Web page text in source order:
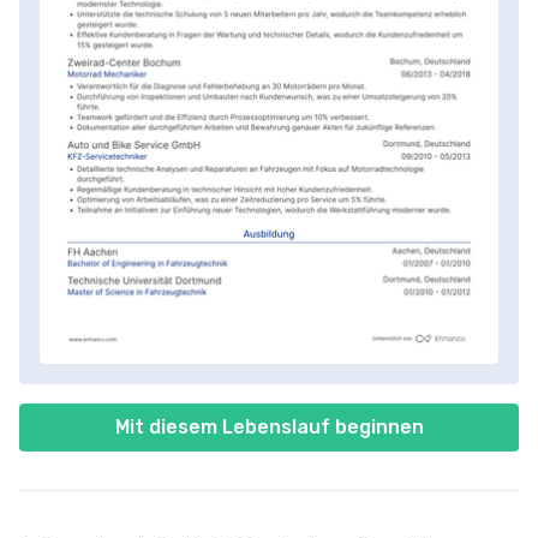
Mit diesem Lebenslauf beginnen